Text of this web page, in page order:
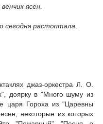
ясен.
сегодня растоптала,
джаз-оркестра Л. О.
доярку в "Много шуму из
царя Гороха из "Царевны
некоторые из которых